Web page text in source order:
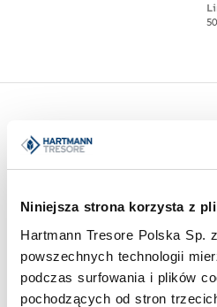
Niniejsza strona korzysta z
Hartmann Tresore Polska Sp.
powszechnych technologii
podczas surfowania i plików
pochodzących od stron
Inspiracje